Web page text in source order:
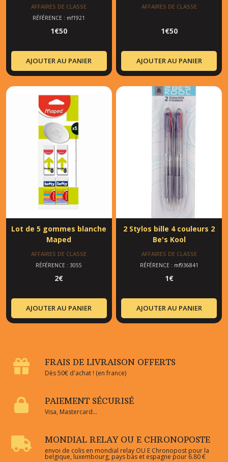
AFFAIRES DE CLASSE
RÉFÉRENCE : mf1921
1€50
AJOUTER AU PANIER
AFFAIRES DE CLASSE
1€50
AJOUTER AU PANIER
Lot de 5 gommes blanche
Maped
AFFAIRES DE CLASSE
RÉFÉRENCE : 3055
2€
AJOUTER AU PANIER
2 Stylos bille 4 couleurs 2
Be's Kool
AFFAIRES DE CLASSE
RÉFÉRENCE : mf936841
1€
AJOUTER AU PANIER
FRAIS DE LIVRAISON OFFERTS
Dès 50€ d'achat ! (en france)
PAIEMENT SÉCURISÉ
Visa, Mastercard...
MONDIAL RELAY OU E CHRONOPOSTE
envoi de colis en mondial relay OU E Chronopost pour la
belgique, luxembourg, pays bas et espagne pour 6.80 €